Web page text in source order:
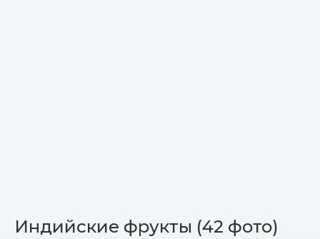
Индийские фрукты (42 фото)